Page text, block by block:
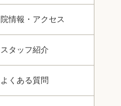
院情報・アクセス
スタッフ紹介
よくある質問